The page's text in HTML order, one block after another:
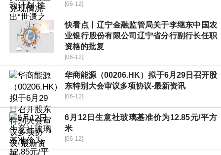
[06-12]
快看点丨辽宁金融监管局关于李继东中国农
业银行股份有限公司辽宁省分行副行长任职
资格的批复
[06-12]
华商能源（00206.HK）拟于6月29日召开股
东特别大会审议多项协议-最新资讯
[06-12]
6月12日生意社玻璃基准价为12.85元/平方
米
[06-12]